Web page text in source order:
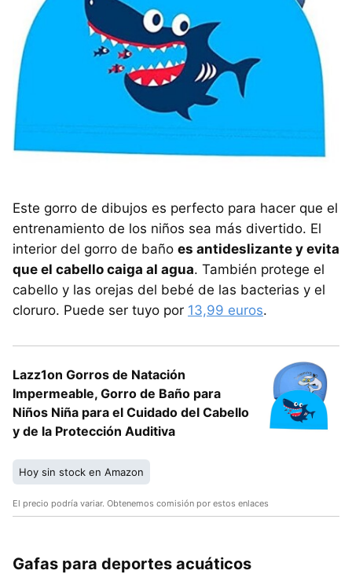
Este gorro de dibujos es perfecto para hacer que el
entrenamiento de los niños sea más divertido. El
interior del gorro de baño es antideslizante y evita
que el cabello caiga al agua. También protege el
cabello y las orejas del bebé de las bacterias y el
cloruro. Puede ser tuyo por 13,99 euros.
Lazz1on Gorros de Natación
Impermeable, Gorro de Baño para
Niños Niña para el Cuidado del Cabello
y de la Protección Auditiva
Hoy sin stock en Amazon
El precio podría variar. Obtenemos comisión por estos enlaces
Gafas para deportes acuáticos